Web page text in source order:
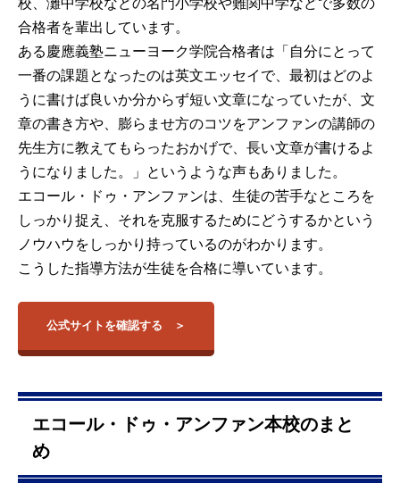
校、灘中学校などの名門小学校や難関中学などで多数の
合格者を輩出しています。
ある慶應義塾ニューヨーク学院合格者は「自分にとって
一番の課題となったのは英文エッセイで、最初はどのよ
うに書けば良いか分からず短い文章になっていたが、文
章の書き方や、膨らませ方のコツをアンファンの講師の
先生方に教えてもらったおかげで、長い文章が書けるよ
うになりました。」というような声もありました。
エコール・ドゥ・アンファンは、生徒の苦手なところを
しっかり捉え、それを克服するためにどうするかという
ノウハウをしっかり持っているのがわかります。
こうした指導方法が生徒を合格に導いています。
公式サイトを確認する
エコール・ドゥ・アンファン本校のまと
め